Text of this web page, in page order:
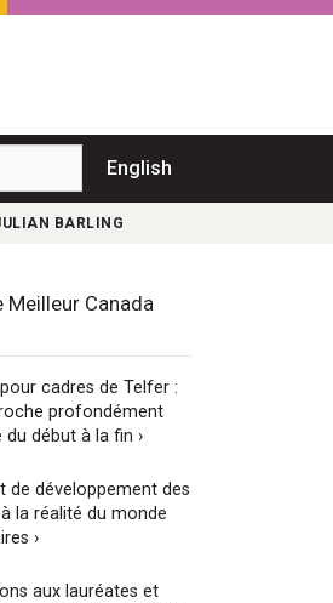
English
BARLING
Canada
cadres de Telfer :
profondément
du début à la fin ›
de développement des
la réalité du monde
›
aux lauréates et